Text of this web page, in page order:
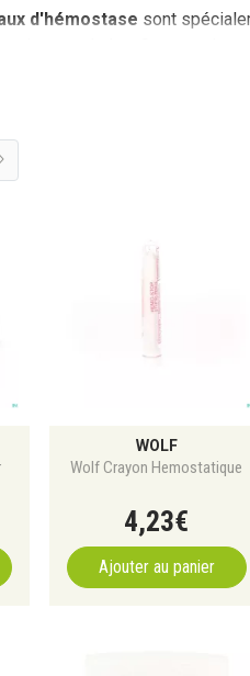
d'hémostase sont
la coagulation. Commandez
WOLF
Wolf Crayon Hemostatique
4,23€
Ajouter au panier